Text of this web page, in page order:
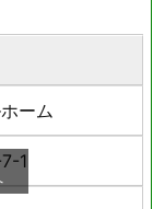
ーム
1